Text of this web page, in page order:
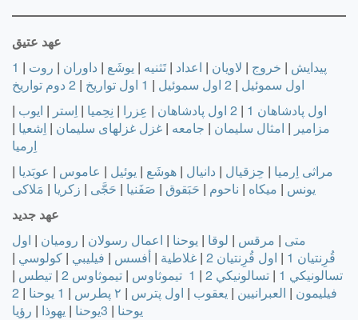
عهد عتیق
پیدایش | خروج | لاویان | اعداد | تَثنيه | يوشَع | داوران | روت |
1
اول سموئيل | 2 اول سموئيل | 1 اول تواريخ | 2 دوم تواريخ
اول پادشاهان 1
| 2 اول پادشاهان | عِزرا | نِحِميا | اِستر | ايوب |
مزامير | امثال سليمان | جامعه | غزل غزلهای سليمان | اِشعيا |
اِرميا
مراثی اِرميا | حِزقيال | دانيال | هوشَع | يوئيل | عاموس | عوبَديا |
يونس | ميکاه | ناحوم | حَبَقوق | صَفَنيا | حَجَّی | زکريا | مَلاکی
عهد جدید
متى | مرقس | لوقا | يوحنا | اعمال رسولان | رومیان | اول
قُرِنتیان 1
| اول قُرِنتیان 2 | غلاطية | أفسس | فيليبي | كولوسي |
تسالونيكي 1
| تسالونيكي 2 | 1 تيموثاوس | تيموثاوس 2 | تيطس |
فيليمون | العبرانيين | يعقوب | اول پترس | ۲ پطرس | 1 يوحنا |
2
يوحنا | 3يوحنا | يهوذا | رؤيا